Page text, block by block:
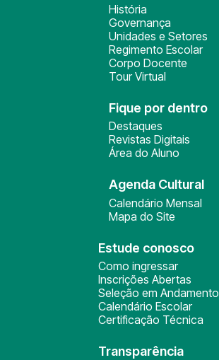
História
Governança
Unidades e Setores
Regimento Escolar
Corpo Docente
Tour Virtual
Fique por dentro
Destaques
Revistas Digitais
Área do Aluno
Agenda Cultural
Calendário Mensal
Mapa do Site
Estude conosco
Como ingressar
Inscrições Abertas
Seleção em Andamento
Calendário Escolar
Certificação Técnica
Transparência